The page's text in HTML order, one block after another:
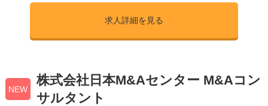
求人詳細を見る
NEW
株式会社日本M&Aセンター M&Aコン
サルタント